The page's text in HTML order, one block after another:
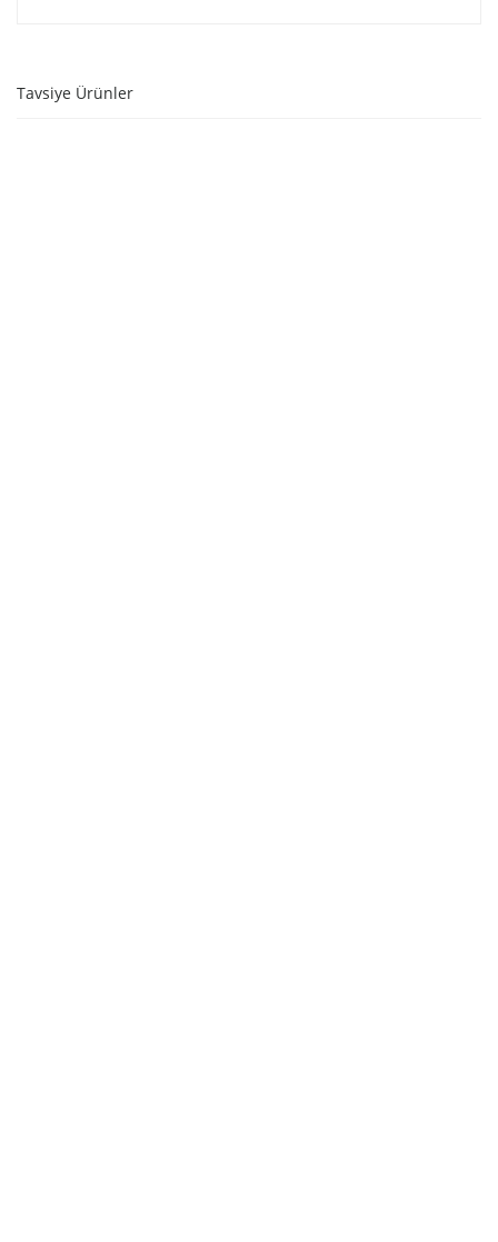
Tavsiye Ürünler